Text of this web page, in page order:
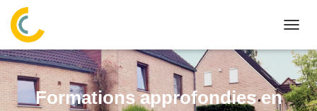
Formations approfondies en